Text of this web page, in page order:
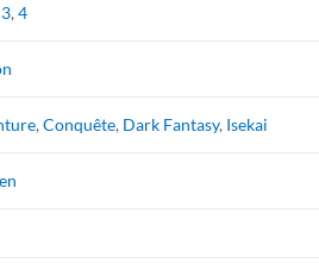
3,4
,Conquête, Dark Fantasy, Isekai